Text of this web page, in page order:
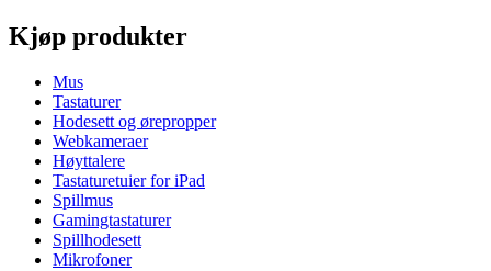
Kjøp produkter
Mus
Tastaturer
Hodesett og ørepropper
Webkameraer
Høyttalere
Tastaturetuier for iPad
Spillmus
Gamingtastaturer
Spillhodesett
Mikrofoner